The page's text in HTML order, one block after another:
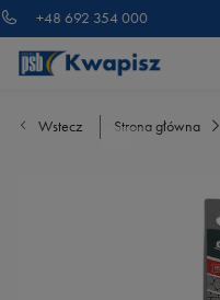
+48 692 354 000
Wstecz Strona główna